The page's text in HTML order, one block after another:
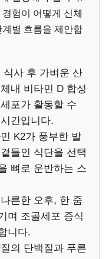
험이 어떻게 신체
별 흐름을 제안합
식사 후 가벼운 산
내 비타민 D 합성
포가 활동할 수
간입니다.
K2가 풍부한 발
들인 식단을 선택
뼈로 운반하는 스
른한 오후, 한 줌
며 조골세포 증식
니다.
의 단백질과 푸른